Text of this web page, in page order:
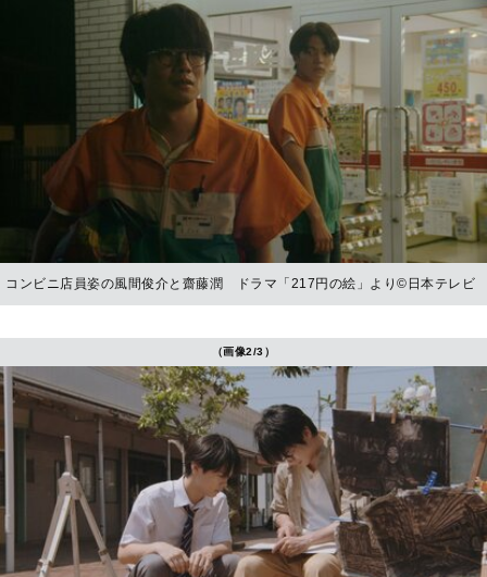
コンビニ店員姿の風間俊介と齋藤潤 ドラマ「217円の絵」より©日本テレビ
（画像2/3）